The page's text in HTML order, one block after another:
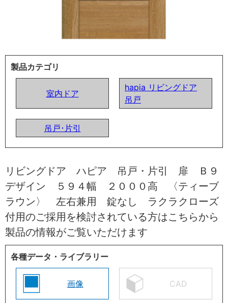
製品カテゴリ
室内ドア
hapia リビングドア
吊戸
吊戸･片引
リビングドア ハピア 吊戸・片引 扉 Ｂ９
デザイン ５９４幅 ２０００高 〈ティーブ
ラウン〉 左右兼用 錠なし ラクラクローズ
付用のご採用を検討されている方はこちらから
製品の情報がご覧いただけます
各種データ・ライブラリー
画像 CAD